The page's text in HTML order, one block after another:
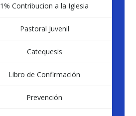
1% Contribucion a la Iglesia
Pastoral Juvenil
Catequesis
Libro de Confirmación
Prevención